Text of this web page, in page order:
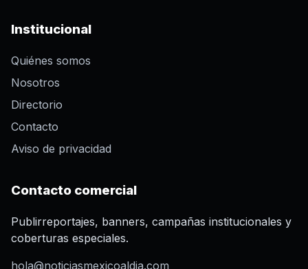
Institucional
Quiénes somos
Nosotros
Directorio
Contacto
Aviso de privacidad
Contacto comercial
Publirreportajes, banners, campañas institucionales y
coberturas especiales.
hola@noticiasmexicoaldia.com